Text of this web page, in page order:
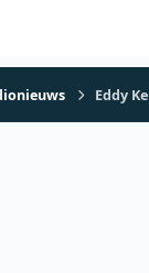
Eddy